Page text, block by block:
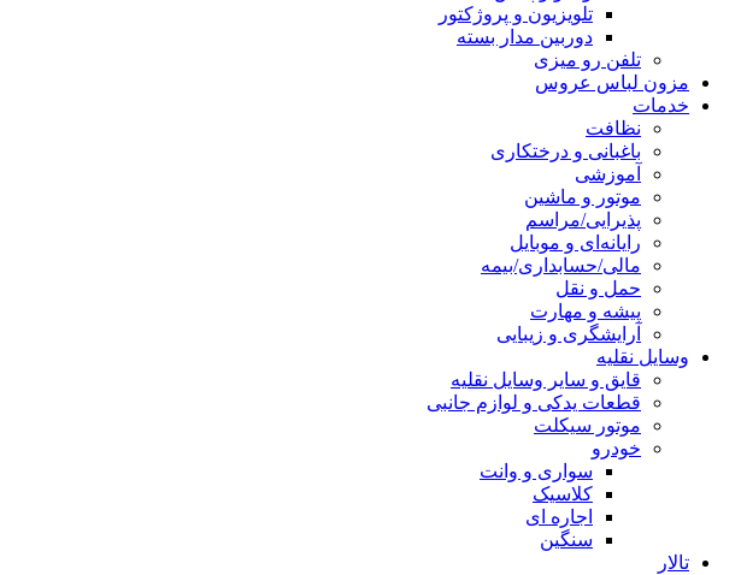
تلویزیون و پروژکتور
دوربین مدار بسته
تلفن رو میزی
مزون لباس عروس
خدمات
نظافت
باغبانی و درختکاری
آموزشی
موتور و ماشین
پذیرایی/مراسم
رایانه‌ای و موبایل
مالی/حسابداری/بیمه
حمل و نقل
پیشه و مهارت
آرایشگری و زیبایی
وسایل نقلیه
قایق و سایر وسایل نقلیه
قطعات یدکی و لوازم جانبی
موتور سیکلت
خودرو
سواری و وانت
کلاسیک
اجاره ای
سنگین
تالار